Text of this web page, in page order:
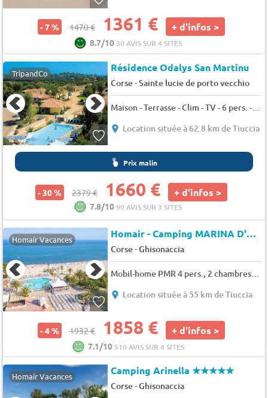
- 7 % 1470 € 1361 € + d'infos >
8.7/10 30 AVIS SUR 4 SITES
TripandCo Résidence Odalys San Martinu
Corse-Sainte lucie de porto vecchio
Maison - Terrasse - Clim - TV - 6 pers. - 48m2
Location située à 62.8 km de Tiuccia
Prix malin
- 30 % 2379 € 1660 € + d'infos >
7.8/1090 AVIS SUR 3 SITES
Homair Vacances Homair - Camping MARINA D'ERBA ROSSA
Corse-Ghisonaccia
Mobil-home PMR 4 pers., 2 chambres, 34 m² - 36 m²
Location située à 55 km de Tiuccia
- 4 % 1932 € 1858 € + d'infos >
7.1/10 510 AVIS SUR 4 SITES
Homair Vacances Camping Arinella★★★★★
Corse-Ghisonaccia